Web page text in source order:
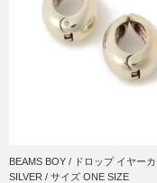
BEAMS BOY / ドロップ イヤーカ
SILVER / サイズ ONE SIZE